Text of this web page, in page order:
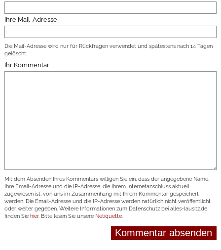
Ihre Mail-Adresse
Die Mail-Adresse wird nur für Rückfragen verwendet und spätestens nach 14 Tagen
gelöscht.
Ihr Kommentar
Mit dem Absenden Ihres Kommentars willigen Sie ein, dass der angegebene Name,
Ihre Email-Adresse und die IP-Adresse, die Ihrem Internetanschluss aktuell
zugewiesen ist, von uns im Zusammenhang mit Ihrem Kommentar gespeichert
werden. Die Email-Adresse und die IP-Adresse werden natürlich nicht veröffentlicht
oder weiter gegeben. Weitere Informationen zum Datenschutz bei alles-lausitz.de
finden Sie hier. Bitte lesen Sie unsere Netiquette.